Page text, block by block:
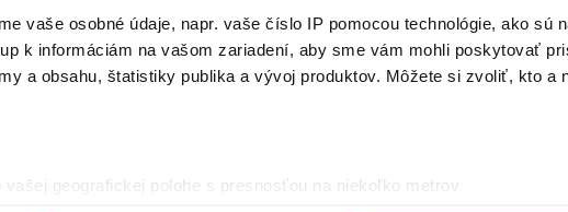
vaše osobné údaje, napr. vaše číslo IP pomocou technológie, ako sú
k informáciám na vašom zariadení, aby sme vám mohli poskytovať
a obsahu, štatistiky publika a vývoj produktov. Môžete si zvoliť, kto a
geografickej polohe s presnosťou na niekoľko metrov
Podobné produkty